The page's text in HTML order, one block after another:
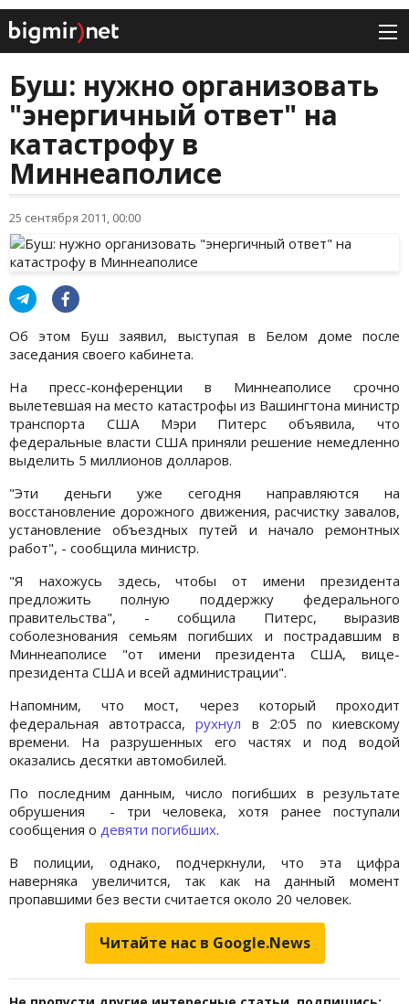
Буш: нужно организовать
"энергичный ответ" на
катастрофу в
Миннеаполисе
25 сентября 2011, 00:00
Об этом Буш заявил, выступая в Белом доме после
заседания своего кабинета.
На пресс-конференции в Миннеаполисе срочно
вылетевшая на место катастрофы из Вашингтона министр
транспорта США Мэри Питерс объявила, что
федеральные власти США приняли решение немедленно
выделить 5 миллионов долларов.
"Эти деньги уже сегодня направляются на
восстановление дорожного движения, расчистку завалов,
установление объездных путей и начало ремонтных
работ", - сообщила министр.
"Я нахожусь здесь, чтобы от имени президента
предложить полную поддержку федерального
правительства", - собщила Питерс, выразив
соболезнования семьям погибших и пострадавшим в
Миннеаполисе "от имени президента США, вице-
президента США и всей администрации".
Напомним, что мост, через который проходит
федеральная автотрасса,рухнул в 2:05 по киевскому
времени. На разрушенных его частях и под водой
оказались десятки автомобилей.
По последним данным, число погибших в результате
обрушения - три человека, хотя ранее поступали
сообщения о девяти погибших.
В полиции, однако, подчеркнули, что эта цифра
наверняка увеличится, так как на данный момент
пропавшими без вести считается около 20 человек.
Читайте нас в Google.News